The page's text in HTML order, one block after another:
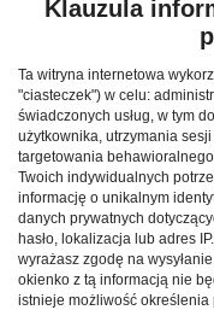
Patrycja z piłką
Talent i ciężka praca
na powołania do
Ostatnio boisko
każdego dnia– nie
granie z orzełkiem na
grając w
reprezentacji Polski w
Wzięłam udział w
em Wrocław, a
Klauzula
Ta witryna internetowa
"ciasteczek") w celu:
świadczonych usług, w tym
użytkownika, utrzymania
targetowania
Twoich indywidualnych
informację o unikalnym
danych prywatnych
hasło, lokalizacja lub adres
wyrażasz zgodę na
okienko z tą informacją nie
istnieje możliwość